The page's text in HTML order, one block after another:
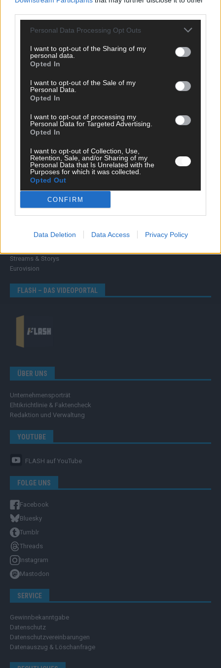
Personal Data Processing Opt Outs
I want to opt-out of the Sharing of my
personal data.
Opted In
I want to opt-out of the Sale of my
Personal Data.
Opted In
I want to opt-out of processing my
Personal Data for Targeted Advertising.
Opted In
I want to opt-out of Collection, Use,
Retention, Sale, and/or Sharing of my
Personal Data that Is Unrelated with the
Purposes for which it was collected.
Opted Out
CONFIRM
Data Deletion Data Access Privacy Policy
SCHNELL ZUM RESSORT
Nachrichten
Wirtschaft
Streams & Storys
Eurovision
FLASH – DAS VIDEOPORTAL
ÜBER UNS
Unternehmensporträt
Ehtikrichtlinie & Faktencheck
Redaktion und Verwaltung
YOUTUBE
FLASH auf YouTube
FOLGE UNS
Facebook
Bluesky
Tumblr
Threads
Instagram
Mastodon
SERVICE
Gewinnbekanntgabe
Datenschutz
Datenschutzvereinbarungen
Datenauszug & Löschanfrage